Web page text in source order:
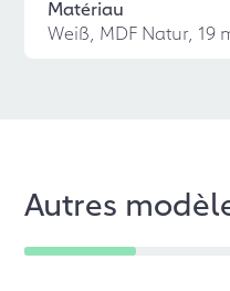
Matériau
Weiß, MDF Natur, 19
Autres